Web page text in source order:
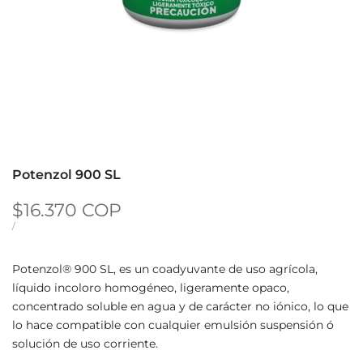
Potenzol 900 SL
Precio de oferta
$16.370 COP
PRECIO UNITARIO
/POR
Potenzol® 900 SL, es un coadyuvante de uso agrícola,
líquido incoloro homogéneo, ligeramente opaco,
concentrado soluble en agua y de carácter no iónico, lo que
lo hace compatible con cualquier emulsión suspensión ó
solución de uso corriente.